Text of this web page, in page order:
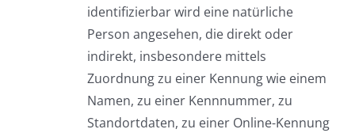
identifizierbar wird eine natürliche
Person angesehen, die direkt oder
indirekt, insbesondere mittels
Zuordnung zu einer Kennung wie einem
Namen, zu einer Kennnummer, zu
Standortdaten, zu einer Online-Kennung